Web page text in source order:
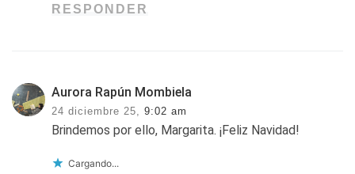
RESPONDER
Aurora Rapún Mombiela
24 diciembre 25, 9:02 am
Brindemos por ello, Margarita. ¡Feliz Navidad!
Cargando...